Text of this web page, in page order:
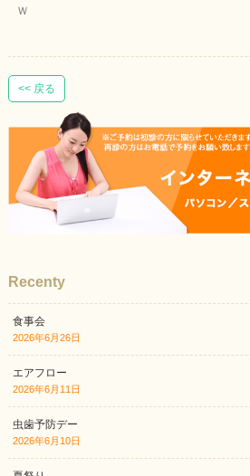
Ｗ
<< 戻る
Recenty
食事会
2026年6月26日
エアフロー
2026年6月11日
虫歯予防デー
2026年6月10日